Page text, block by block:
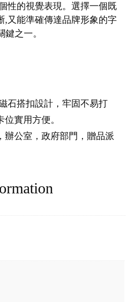
性的視覺表現。選擇一個既
,又能準確傳達品牌形象的字
之一。
石搭扣設計，牢固不易打
實用方便。
辦公室，政府部門，贈品派